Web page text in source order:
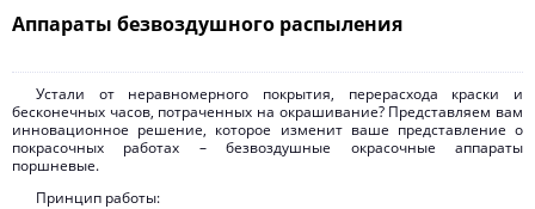
Аппараты безвоздушного распыления
Устали от неравномерного покрытия, перерасхода краски и
бесконечных часов, потраченных на окрашивание? Представляем вам
инновационное решение, которое изменит ваше представление о
покрасочных работах – безвоздушные окрасочные аппараты
поршневые.
Принцип работы: